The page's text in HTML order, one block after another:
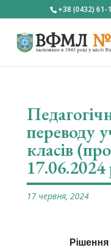
+38 (0432) 61-
переводу
класів
17 червня, 2024
Рішення